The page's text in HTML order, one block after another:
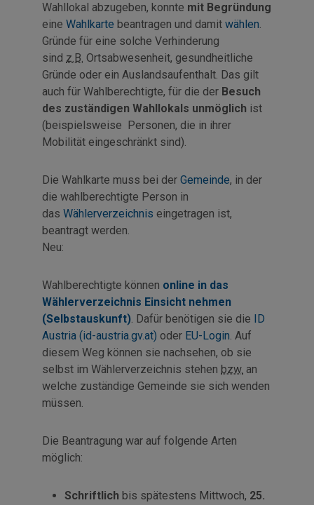
Wahllokal abzugeben, konnte mit Begründung
eine Wahlkarte beantragen und damit wählen.
Gründe für eine solche Verhinderung
sind z.B. Ortsabwesenheit, gesundheitliche
Gründe oder ein Auslandsaufenthalt. Das gilt
auch für Wahlberechtigte, für die der Besuch
des zuständigen Wahllokals unmöglich ist
(beispielsweise Personen, die in ihrer
Mobilität eingeschränkt sind).
Die Wahlkarte muss bei der Gemeinde, in der
die wahlberechtigte Person in
das Wählerverzeichnis eingetragen ist,
beantragt werden.
Neu:
Wahlberechtigte können online in das
Wählerverzeichnis Einsicht nehmen
(Selbstauskunft). Dafür benötigen sie die ID
Austria (id-austria.gv.at) oder EU-Login. Auf
diesem Weg können sie nachsehen, ob sie
selbst im Wählerverzeichnis stehen bzw. an
welche zuständige Gemeinde sie sich wenden
müssen.
Die Beantragung war auf folgende Arten
möglich:
Schriftlich bis spätestens Mittwoch, 25.